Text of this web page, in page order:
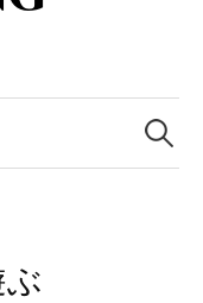
索: